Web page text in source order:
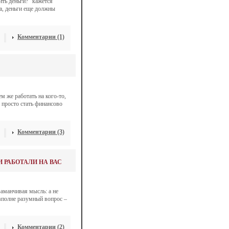
деньги еще должны
Комментарии (1)
же работать на кого-то,
стать финансово
Комментарии (3)
НА ВАС
мысль: а не
разумный вопрос –
Комментарии (2)